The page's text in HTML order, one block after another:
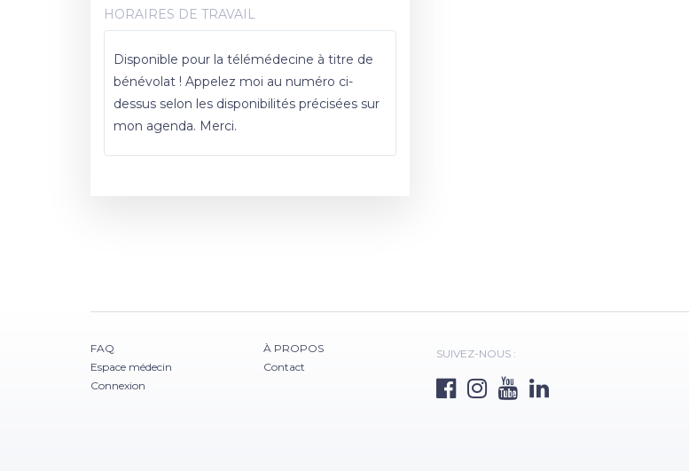
HORAIRES DE TRAVAIL
Disponible pour la télémédecine à titre de
bénévolat ! Appelez moi au numéro ci-
dessus selon les disponibilités précisées sur
mon agenda. Merci.
FAQ
Espace médecin
Connexion
À PROPOS
Contact
SUIVEZ-NOUS :